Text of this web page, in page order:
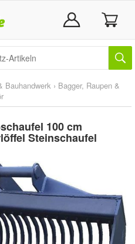
Bauhandwerk › Bagger, Raupen &
100 cm
Steinschaufel